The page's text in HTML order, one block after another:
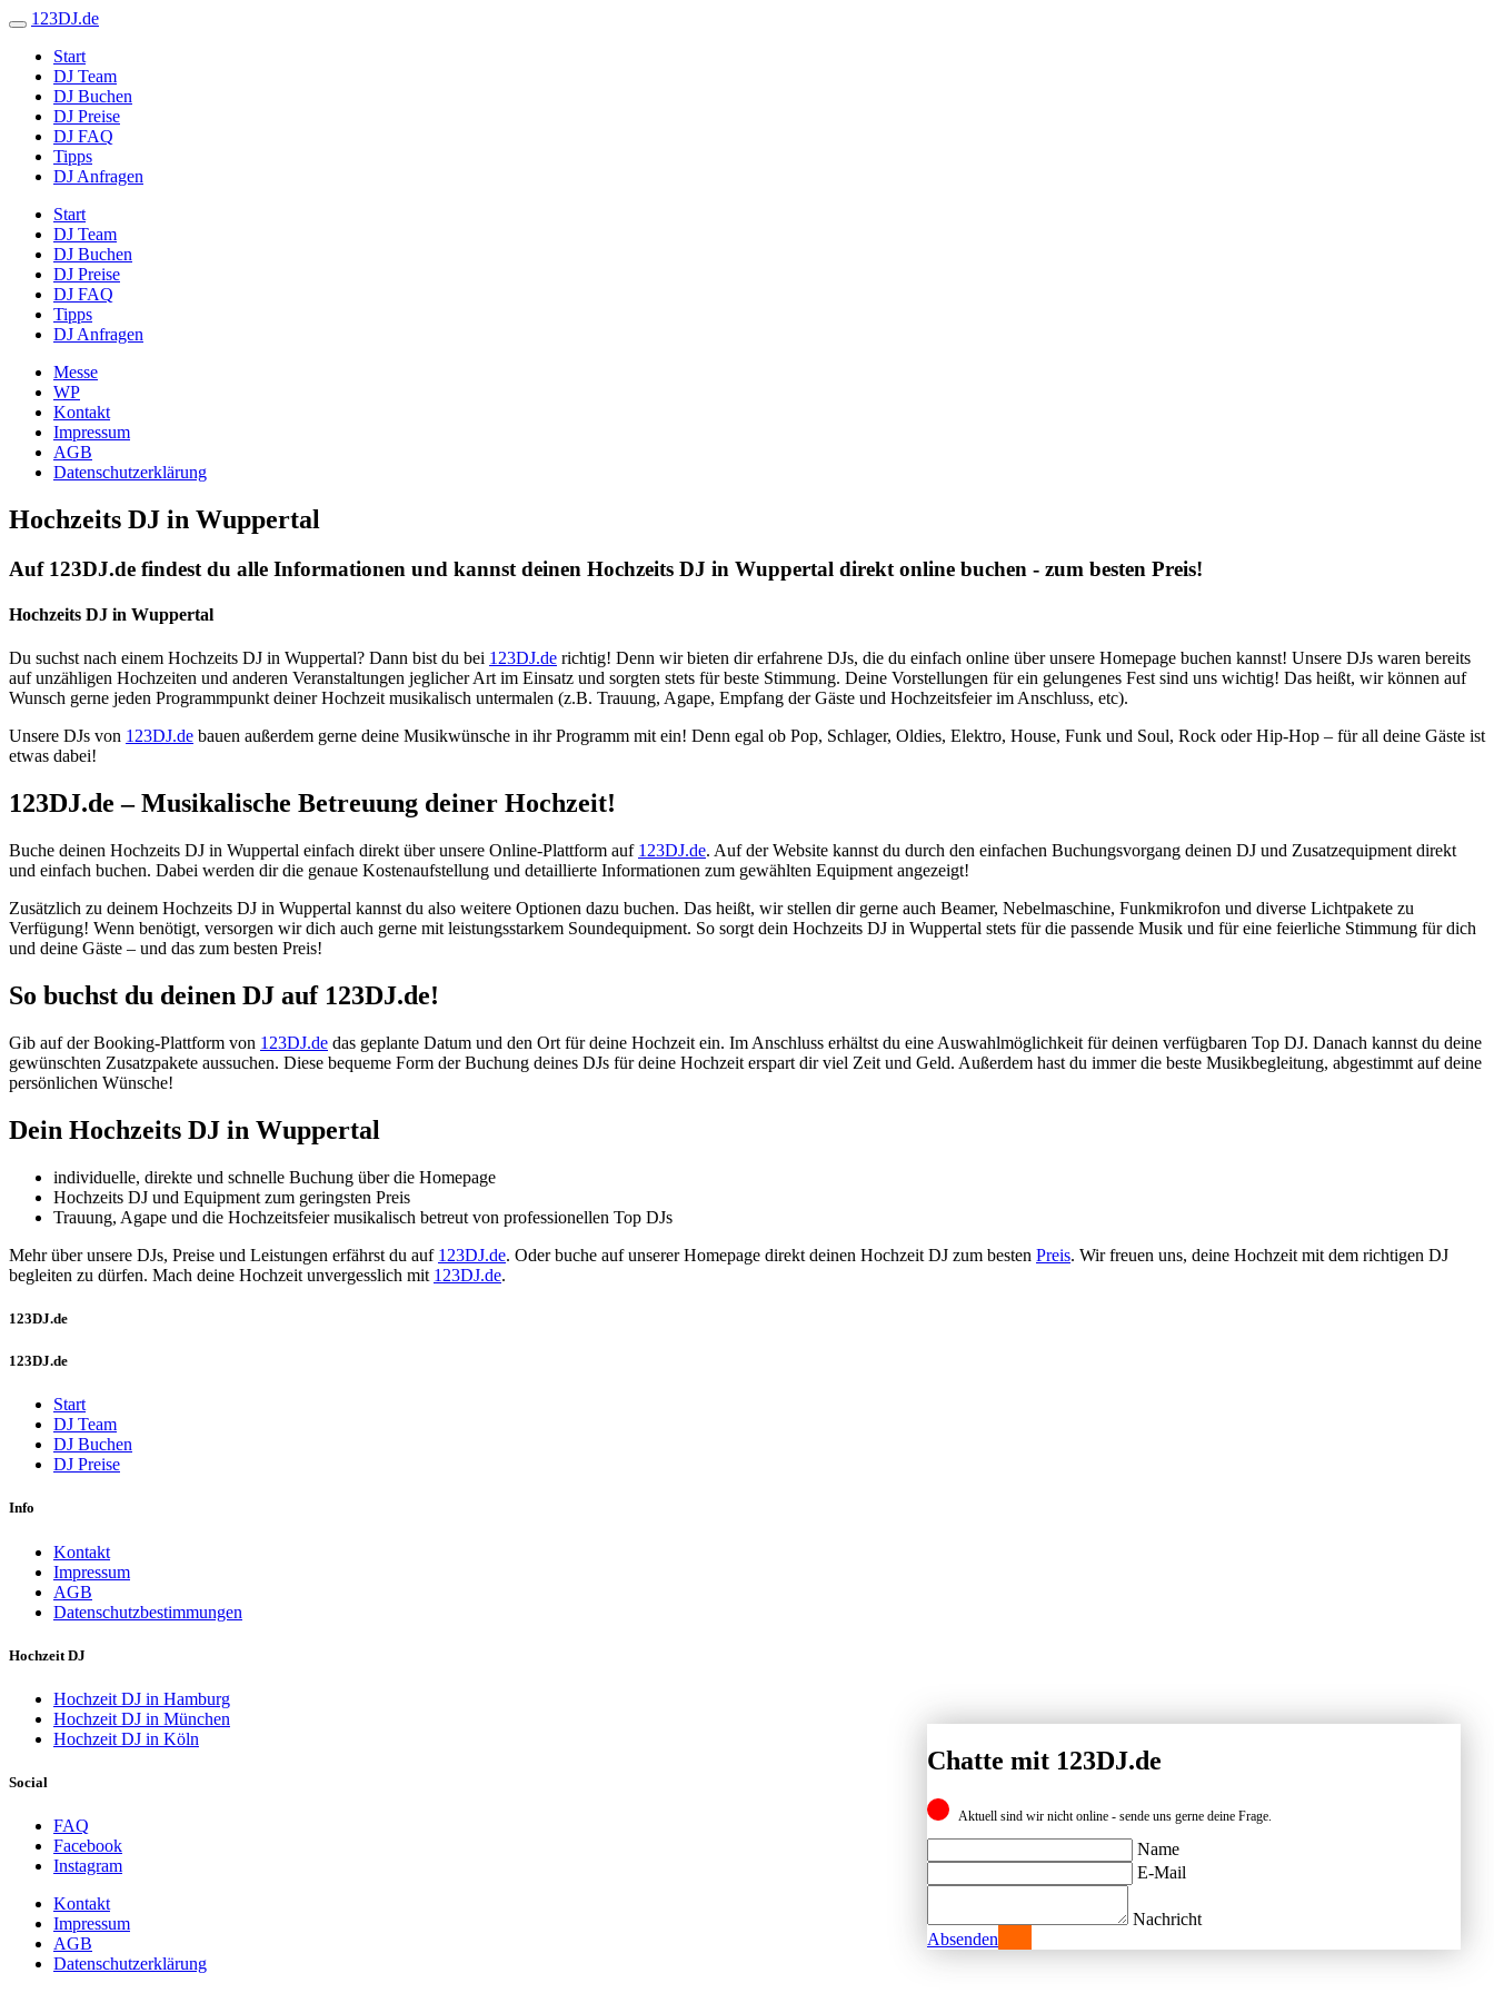
123DJ.de
Start
DJ Team
DJ Buchen
DJ Preise
DJ FAQ
Tipps
DJ Anfragen
Start
DJ Team
DJ Buchen
DJ Preise
DJ FAQ
Tipps
DJ Anfragen
Messe
WP
Kontakt
Impressum
AGB
Datenschutzerklärung
Hochzeits DJ in Wuppertal
Auf 123DJ.de findest du alle Informationen und kannst deinen Hochzeits DJ in Wuppertal direkt online buchen - zum besten Preis!
Hochzeits DJ in Wuppertal
Du suchst nach einem Hochzeits DJ in Wuppertal? Dann bist du bei 123DJ.de richtig! Denn wir bieten dir erfahrene DJs, die du einfach online über unsere Homepage buchen kannst! Unsere DJs waren bereits
auf unzähligen Hochzeiten und anderen Veranstaltungen jeglicher Art im Einsatz und sorgten stets für beste Stimmung. Deine Vorstellungen für ein gelungenes Fest sind uns wichtig! Das heißt, wir können auf
Wunsch gerne jeden Programmpunkt deiner Hochzeit musikalisch untermalen (z.B. Trauung, Agape, Empfang der Gäste und Hochzeitsfeier im Anschluss, etc).
Unsere DJs von 123DJ.de bauen außerdem gerne deine Musikwünsche in ihr Programm mit ein! Denn egal ob Pop, Schlager, Oldies, Elektro, House, Funk und Soul, Rock oder Hip-Hop – für all deine Gäste ist
etwas dabei!
123DJ.de – Musikalische Betreuung deiner Hochzeit!
Buche deinen Hochzeits DJ in Wuppertal einfach direkt über unsere Online-Plattform auf 123DJ.de. Auf der Website kannst du durch den einfachen Buchungsvorgang deinen DJ und Zusatzequipment direkt
und einfach buchen. Dabei werden dir die genaue Kostenaufstellung und detaillierte Informationen zum gewählten Equipment angezeigt!
Zusätzlich zu deinem Hochzeits DJ in Wuppertal kannst du also weitere Optionen dazu buchen. Das heißt, wir stellen dir gerne auch Beamer, Nebelmaschine, Funkmikrofon und diverse Lichtpakete zu
Verfügung! Wenn benötigt, versorgen wir dich auch gerne mit leistungsstarkem Soundequipment. So sorgt dein Hochzeits DJ in Wuppertal stets für die passende Musik und für eine feierliche Stimmung für dich
und deine Gäste – und das zum besten Preis!
So buchst du deinen DJ auf 123DJ.de!
Gib auf der Booking-Plattform von 123DJ.de das geplante Datum und den Ort für deine Hochzeit ein. Im Anschluss erhältst du eine Auswahlmöglichkeit für deinen verfügbaren Top DJ. Danach kannst du deine
gewünschten Zusatzpakete aussuchen. Diese bequeme Form der Buchung deines DJs für deine Hochzeit erspart dir viel Zeit und Geld. Außerdem hast du immer die beste Musikbegleitung, abgestimmt auf deine
persönlichen Wünsche!
Dein Hochzeits DJ in Wuppertal
individuelle, direkte und schnelle Buchung über die Homepage
Hochzeits DJ und Equipment zum geringsten Preis
Trauung, Agape und die Hochzeitsfeier musikalisch betreut von professionellen Top DJs
Mehr über unsere DJs, Preise und Leistungen erfährst du auf 123DJ.de. Oder buche auf unserer Homepage direkt deinen Hochzeit DJ zum besten Preis. Wir freuen uns, deine Hochzeit mit dem richtigen DJ
begleiten zu dürfen. Mach deine Hochzeit unvergesslich mit 123DJ.de.
123DJ.de
123DJ.de
Start
DJ Team
DJ Buchen
DJ Preise
Info
Kontakt
Impressum
AGB
Datenschutzbestimmungen
Hochzeit DJ
Hochzeit DJ in Hamburg
Hochzeit DJ in München
Hochzeit DJ in Köln
Social
FAQ
Facebook
Instagram
Kontakt
Impressum
AGB
Datenschutzerklärung
Chatte mit 123DJ.de
Aktuell sind wir nicht online - sende uns gerne deine Frage.
Name
E-Mail
Nachricht
Absenden